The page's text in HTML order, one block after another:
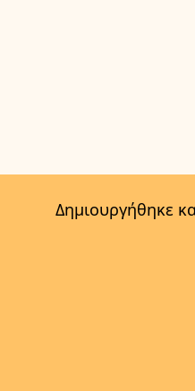
Δημιουργήθηκε